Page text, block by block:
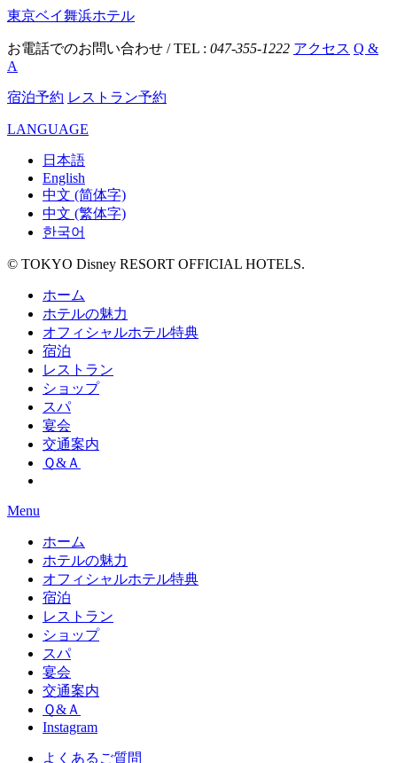
東京ベイ舞浜ホテル
お電話でのお問い合わせ / TEL : 047-355-1222 アクセス Q &
A
宿泊予約 レストラン予約
LANGUAGE
日本語
English
中文 (简体字)
中文 (繁体字)
한국어
© TOKYO Disney RESORT OFFICIAL HOTELS.
ホーム
ホテルの魅力
オフィシャルホテル特典
宿泊
レストラン
ショップ
スパ
宴会
交通案内
Ｑ&Ａ
Menu
ホーム
ホテルの魅力
オフィシャルホテル特典
宿泊
レストラン
ショップ
スパ
宴会
交通案内
Ｑ&Ａ
Instagram
よくあるご質問